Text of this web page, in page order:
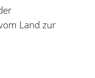
Land zur